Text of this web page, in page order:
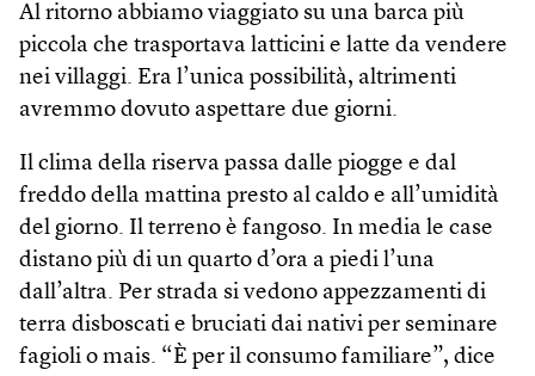
Al ritorno abbiamo viaggiato su una barca più
piccola che trasportava latticini e latte da vendere
nei villaggi. Era l’unica possibilità, altrimenti
avremmo dovuto aspettare due giorni.
Il clima della riserva passa dalle piogge e dal
freddo della mattina presto al caldo e all’umidità
del giorno. Il terreno è fangoso. In media le case
distano più di un quarto d’ora a piedi l’una
dall’altra. Per strada si vedono appezzamenti di
terra disboscati e bruciati dai nativi per seminare
fagioli o mais. “È per il consumo familiare”, dice